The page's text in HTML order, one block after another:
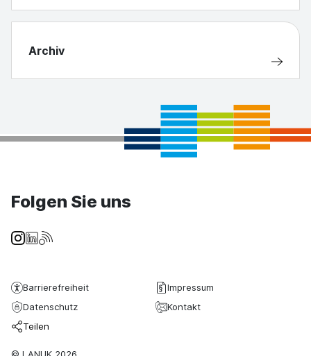
Archiv
Folgen Sie uns
Barrierefreiheit
Impressum
Datenschutz
Kontakt
Teilen